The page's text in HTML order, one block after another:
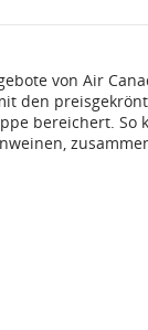
Abflug-
und
von Air
den
bereichert.